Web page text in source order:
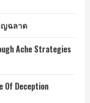
ฉลาด
Ache Strategies
Of Deception